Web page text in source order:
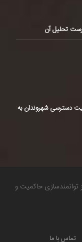
تحلیل آن
دسترسی شهروندان به
حاکمیت و
تماس با ما